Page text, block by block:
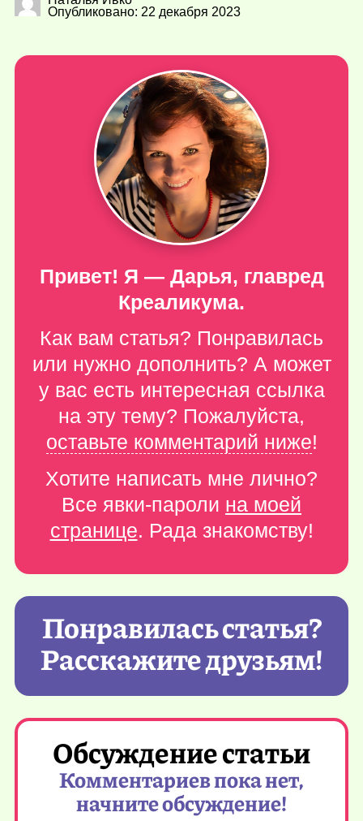
Опубликовано: 22 декабря 2023
Привет! Я — Дарья, главред
Креаликума.
Как вам статья? Понравилась
или нужно дополнить? А может
у вас есть интересная ссылка
на эту тему? Пожалуйста,
оставьте комментарий ниже!
Хотите написать мне лично?
Все явки-пароли на моей
странице. Рада знакомству!
Понравилась статья?
Расскажите друзьям!
Обсуждение статьи
Комментариев пока нет,
начните обсуждение!